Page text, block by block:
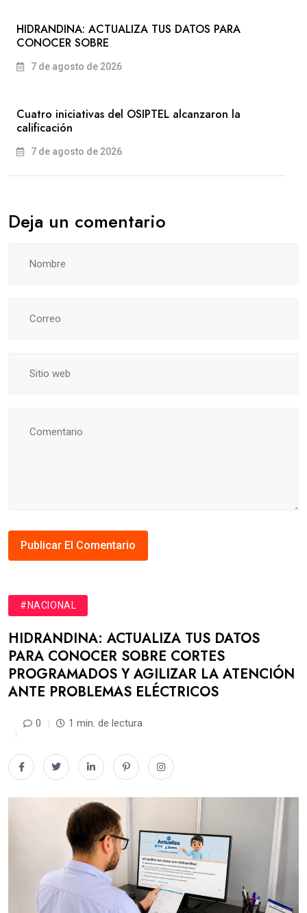
HIDRANDINA: ACTUALIZA TUS DATOS PARA
CONOCER SOBRE
7 de agosto de 2026
Cuatro iniciativas del OSIPTEL alcanzaron la
calificación
7 de agosto de 2026
Deja un comentario
#NACIONAL
HIDRANDINA: ACTUALIZA TUS DATOS
PARA CONOCER SOBRE CORTES
PROGRAMADOS Y AGILIZAR LA ATENCIÓN
ANTE PROBLEMAS ELÉCTRICOS
0 1 min. de lectura